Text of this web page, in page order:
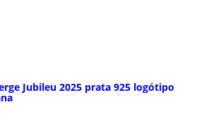
Jubileu 2025 prata 925 logótipo